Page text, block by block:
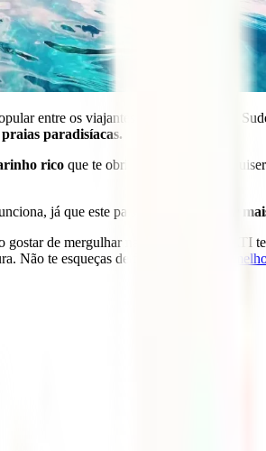
entre os viajantes que querem ver o
praias paradisíacas.
rico que te obriga a mergulhar se
já que este país asiático
é o lugar
de mergulhar na Tailândia e na IATI
Não te esqueças de fazer connosco o